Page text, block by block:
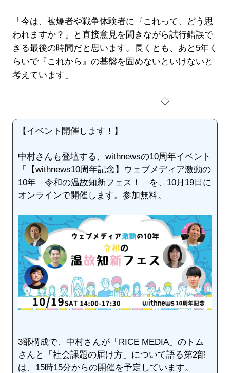
「今は、被爆者や戦争体験者に『これって、どう思
われますか？』と直接意見を聞きながら試行錯誤で
きる最後の時間だと思います。長くとも、あと5年く
らいで『これから』の基盤を固めないといけないと
考えています」
◇
【イベント開催します！】
中村さんも登壇する、withnewsの10周年イベント
「【withnews10周年記念】ウェブメディア激動の
10年 令和の温故知新フェス！」を、10月19日に
オンラインで開催します。参加無料。
3部構成で、中村さんが「RICE MEDIA」のトム
さんと「社会課題の届け方」について語る第2部
は、15時15分からの開催を予定しています。